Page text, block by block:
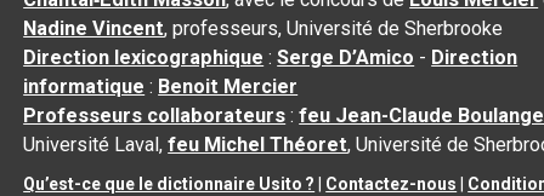
Nadine Vincent, professeurs, Université de Sherbrooke
Direction lexicographique :Serge D’Amico - Direction
informatique : Benoit Mercier
Professeurs collaborateurs :feu Jean-Claude
Université Laval,feu Michel Théoret, Université de
Qu’est-ce que le dictionnaire Usito ? Contactez-nous